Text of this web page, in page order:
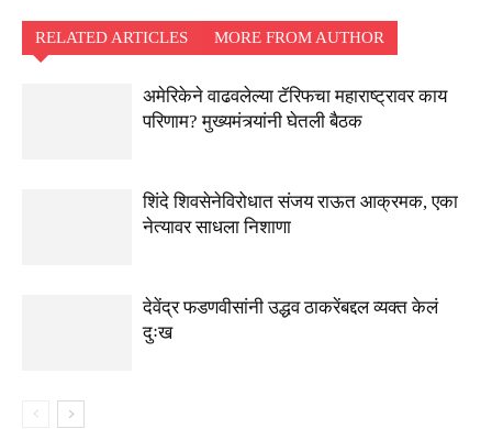
RELATED ARTICLES MORE FROM AUTHOR
अमेरिकेने वाढवलेल्या टॅरिफचा महाराष्ट्रावर काय
परिणाम? मुख्यमंत्र्यांनी घेतली बैठक
शिंदे शिवसेनेविरोधात संजय राऊत आक्रमक, एका
नेत्यावर साधला निशाणा
देवेंद्र फडणवीसांनी उद्धव ठाकरेंबद्दल व्यक्त केलं
दुःख